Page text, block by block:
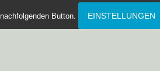
nachfolgenden Button. EINSTELLUNGEN